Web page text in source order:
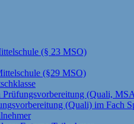
(§ 23 MSO)
(§29 MSO)
Prüfungsvorbereitung (Quali,
(Quali) im Fach